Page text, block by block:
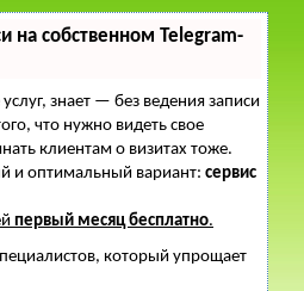
на собственном Telegram-
знает — без ведения записи
что нужно видеть свое
клиентам о визитах тоже.
оптимальный вариант: сервис
первый месяц бесплатно.
который упрощает